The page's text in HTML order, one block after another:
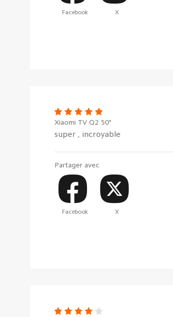
Facebook X
Xiaomi TV Q2 50"
super , incroyable
Partager avec
Facebook X